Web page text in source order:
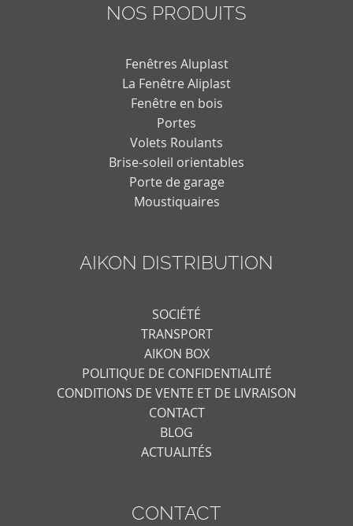
NOS PRODUITS
Fenêtres Aluplast
La Fenêtre Aliplast
Fenêtre en bois
Portes
Volets Roulants
Brise-soleil orientables
Porte de garage
Moustiquaires
AIKON DISTRIBUTION
SOCIÉTÉ
TRANSPORT
AIKON BOX
POLITIQUE DE CONFIDENTIALITÉ
CONDITIONS DE VENTE ET DE LIVRAISON
CONTACT
BLOG
ACTUALITÉS
CONTACT